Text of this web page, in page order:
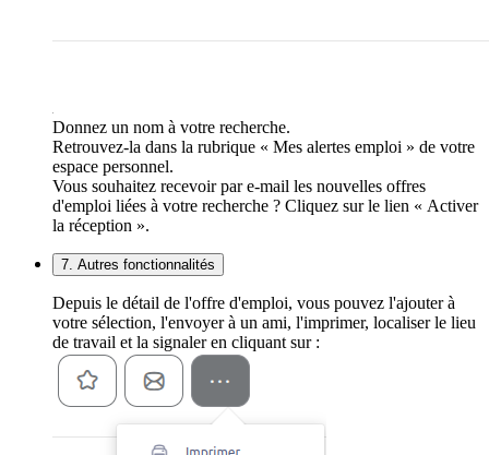
Donnez un nom à votre recherche.
Retrouvez-la dans la rubrique « Mes alertes emploi » de votre
espace personnel.
Vous souhaitez recevoir par e-mail les nouvelles offres
d'emploi liées à votre recherche ? Cliquez sur le lien « Activer
la réception ».
7. Autres fonctionnalités
Depuis le détail de l'offre d'emploi, vous pouvez l'ajouter à
votre sélection, l'envoyer à un ami, l'imprimer, localiser le lieu
de travail et la signaler en cliquant sur :